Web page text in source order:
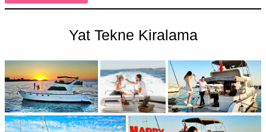
Yat Tekne Kiralama